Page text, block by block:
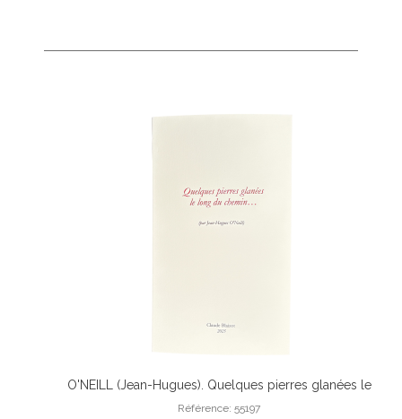
Ajouter Au Panier
O'NEILL (Jean-Hugues). Quelques pierres glanées le
long du chemin.
Référence: 55197